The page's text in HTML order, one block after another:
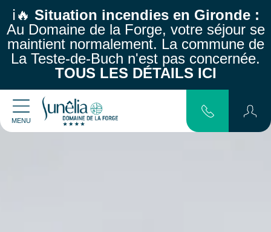
ℹ️🔥 Situation incendies en Gironde :
Au Domaine de la Forge, votre séjour se
maintient normalement. La commune de
La Teste-de-Buch n'est pas concernée.
TOUS LES DÉTAILS ICI
MENU